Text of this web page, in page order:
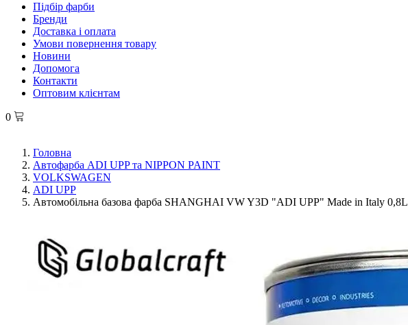
Підбір фарби
Бренди
Доставка і оплата
Умови повернення товару
Новини
Допомога
Контакти
Оптовим клієнтам
0
Головна
Автофарба ADI UPP та NIPPON PAINT
VOLKSWAGEN
ADI UPP
Автомобільна базова фарба SHANGHAI VW Y3D "ADI UPP" Made in Italy 0,8L